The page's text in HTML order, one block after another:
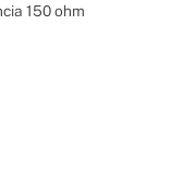
150 ohm